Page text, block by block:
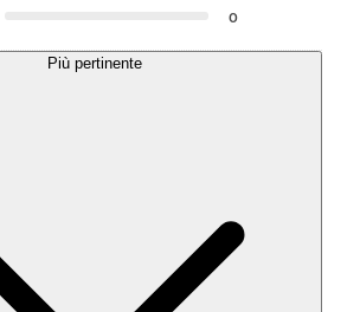
0
Più pertinente